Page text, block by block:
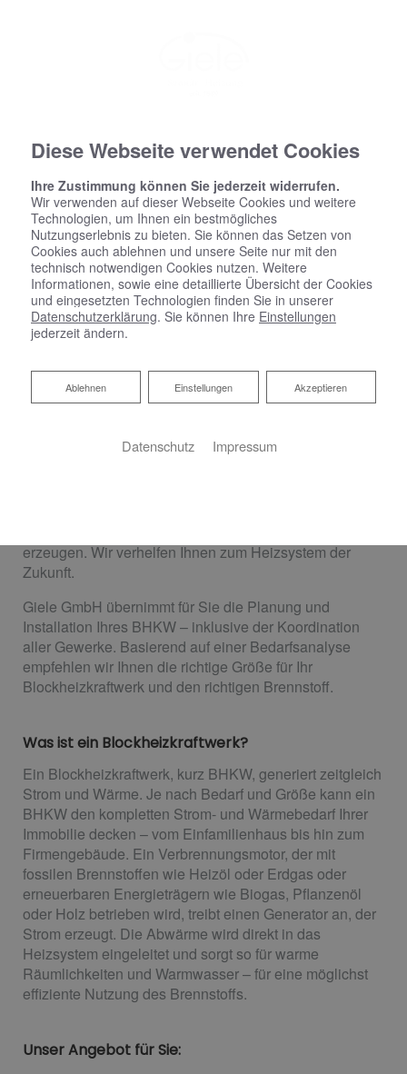
erzeugen. Wir verhelfen Ihnen zum Heizsystem der
Zukunft.
Giele GmbH übernimmt für Sie die Planung und
Installation Ihres BHKW – inklusive der Koordination
aller Gewerke. Basierend auf einer Bedarfsanalyse
empfehlen wir Ihnen die richtige Größe für Ihr
Blockheizkraftwerk und den richtigen Brennstoff.
Was ist ein Blockheizkraftwerk?
Ein Blockheizkraftwerk, kurz BHKW, generiert zeitgleich
Strom und Wärme. Je nach Bedarf und Größe kann ein
BHKW den kompletten Strom- und Wärmebedarf Ihrer
Immobilie decken – vom Einfamilienhaus bis hin zum
Firmengebäude. Ein Verbrennungsmotor, der mit
fossilen Brennstoffen wie Heizöl oder Erdgas oder
erneuerbaren Energieträgern wie Biogas, Pflanzenöl
oder Holz betrieben wird, treibt einen Generator an, der
Strom erzeugt. Die Abwärme wird direkt in das
Heizsystem eingeleitet und sorgt so für warme
Räumlichkeiten und Warmwasser – für eine möglichst
effiziente Nutzung des Brennstoffs.
Unser Angebot für Sie:
Diese Webseite verwendet Cookies
Ihre Zustimmung können Sie jederzeit widerrufen.
Wir verwenden auf dieser Webseite Cookies und weitere
Technologien, um Ihnen ein bestmögliches
Nutzungserlebnis zu bieten. Sie können das Setzen von
Cookies auch ablehnen und unsere Seite nur mit den
technisch notwendigen Cookies nutzen. Weitere
Informationen, sowie eine detaillierte Übersicht der Cookies
und eingesetzten Technologien finden Sie in unserer
Datenschutzerklärung. Sie können Ihre Einstellungen
jederzeit ändern.
Akzeptieren
Einstellungen
Ablehnen
Ablehnen
Datenschutz Impressum